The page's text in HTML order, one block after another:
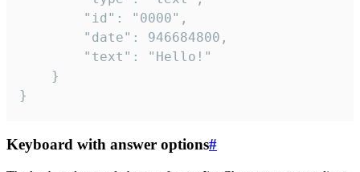
}
Keyboard with answer options#